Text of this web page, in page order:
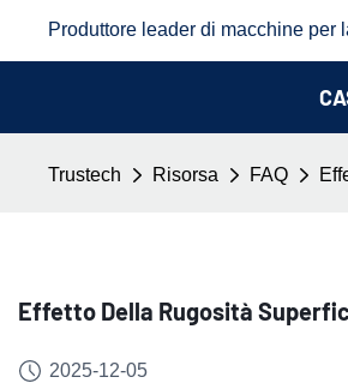
Produttore leader di macchine per
Trustech Risorsa FAQ
Effetto Della Rugosità
2025-12-05